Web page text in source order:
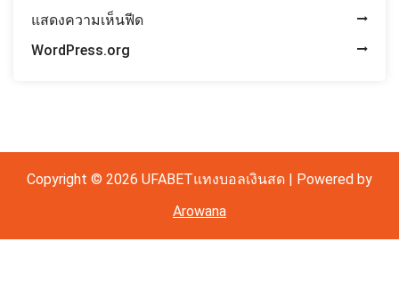
แสดงความเห็นฟีด
WordPress.org
Copyright © 2026 UFABETแทงบอลเงินสด | Powered by
Arowana